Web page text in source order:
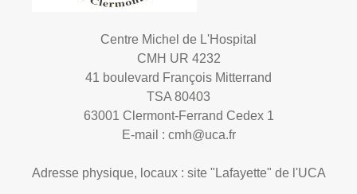
Centre Michel de L'Hospital
CMH UR 4232
41 boulevard François Mitterrand
TSA 80403
63001 Clermont-Ferrand Cedex 1
E-mail : cmh@uca.fr
Adresse physique, locaux : site "Lafayette" de l'UCA